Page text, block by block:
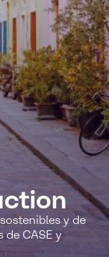
y de
CASE y